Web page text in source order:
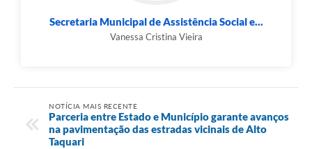
Secretaria Municipal de Assistência Social e...
Vanessa Cristina Vieira
NOTÍCIA MAIS RECENTE
Parceria entre Estado e Município garante avanços
na pavimentação das estradas vicinais de Alto
Taquari